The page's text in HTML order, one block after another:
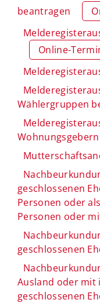
beantragen
Online-
Wählergruppen
geschlossenen
Personen oder
Personen oder
geschlossenen
Ausland oder mit
geschlossenen